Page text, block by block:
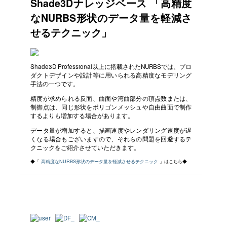
Shade3Dナレッジベース 「高精度
なNURBS形状のデータ量を軽減さ
せるテクニック」
Shade3D Professional以上に搭載されたNURBSでは、プロ
ダクトデザインや設計等に用いられる高精度なモデリング
手法の一つです。
精度が求められる反面、曲面や湾曲部分の頂点数または、
制御点は、同じ形状をポリゴンメッシュや自由曲面で制作
するよりも増加する場合があります。
データ量が増加すると、描画速度やレンダリング速度が遅
くなる場合もございますので、それらの問題を回避するテ
クニックをご紹介させていただきます。
◆「 高精度なNURBS形状のデータ量を軽減させるテクニック 」はこちら◆